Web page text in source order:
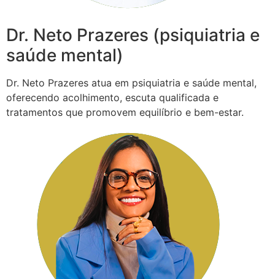
Dr. Neto Prazeres (psiquiatria e
saúde mental)
Dr. Neto Prazeres atua em psiquiatria e saúde mental,
oferecendo acolhimento, escuta qualificada e
tratamentos que promovem equilíbrio e bem-estar.